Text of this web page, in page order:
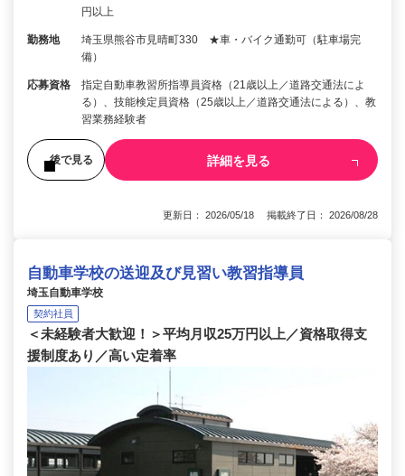
円以上
勤務地
埼玉県熊谷市見晴町330 ★車・バイク通勤可（駐車場完
備）
応募資格
指定自動車教習所指導員資格（21歳以上／道路交通法によ
る）、技能検定員資格（25歳以上／道路交通法による）、教
習業務経験者
後で見る 詳細を見る
更新日： 2026/05/18 掲載終了日： 2026/08/28
自動車学校の送迎及び見習い教習指導員
埼玉自動車学校
契約社員
＜未経験者大歓迎！＞平均月収25万円以上／資格取得支
援制度あり／高い定着率